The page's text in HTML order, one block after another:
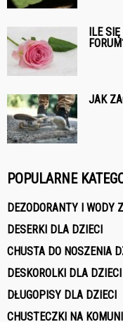
ILE
JAK
POPULARNE
DEZODORANTY I WODY
DESERKI DLA DZIECI
CHUSTA DO NOSZENIA
DESKOROLKI DLA DZIECI
DŁUGOPISY DLA DZIECI
CHUSTECZKI NA